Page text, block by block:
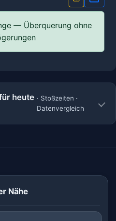
— Überquerung ohne
heute · Stoßzeiten ·
Datenvergleich
Nähe